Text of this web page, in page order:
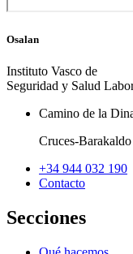
Osalan
Instituto Vasco de
Seguridad y Salud
Camino de la
Cruces-
+34 944 032 190
Contacto
Secciones